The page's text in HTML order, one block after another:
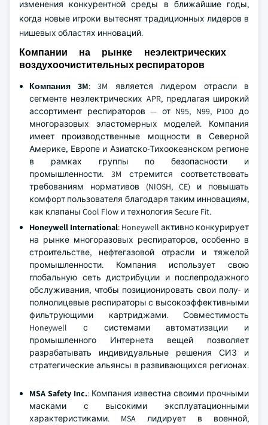
изменения конкурентной среды в ближайшие годы,
когда новые игроки вытеснят традиционных лидеров в
нишевых областях инноваций.
Компании на рынке неэлектрических
воздухоочистительных респираторов
Компания 3M: 3M является лидером отрасли в
сегменте неэлектрических APR, предлагая широкий
ассортимент респираторов — от N95, N99, P100 до
многоразовых эластомерных моделей. Компания
имеет производственные мощности в Северной
Америке, Европе и Азиатско-Тихоокеанском регионе
в рамках группы по безопасности и
промышленности. 3M стремится соответствовать
требованиям нормативов (NIOSH, CE) и повышать
комфорт пользователя благодаря таким инновациям,
как клапаны Cool Flow и технология Secure Fit.
Honeywell International: Honeywell активно конкурирует
на рынке многоразовых респираторов, особенно в
строительстве, нефтегазовой отрасли и тяжелой
промышленности. Компания использует свою
глобальную сеть дистрибуции и послепродажного
обслуживания, чтобы позиционировать свои полу- и
полнолицевые респираторы с высокоэффективными
фильтрующими картриджами. Совместимость
Honeywell с системами автоматизации и
промышленного Интернета вещей позволяет
разрабатывать индивидуальные решения СИЗ и
стратегические альянсы в развивающихся регионах.
MSA Safety Inc.: Компания известна своими прочными
масками с высокими эксплуатационными
характеристиками. MSA лидирует в военной,